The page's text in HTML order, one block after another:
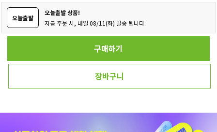
오늘출발
오늘출발 상품!
지금 주문 시, 내일 08/11(화) 발송 됩니다.
구매하기
장바구니